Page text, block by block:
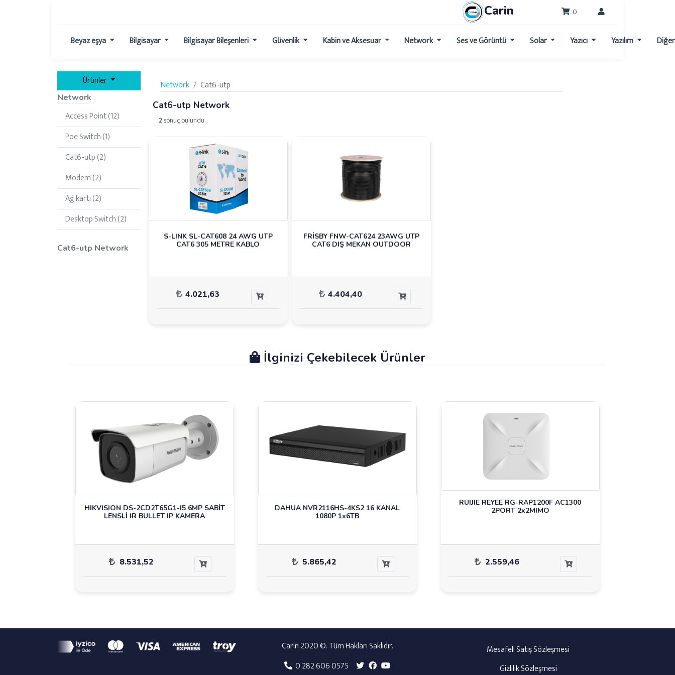
Carin 0
Beyaz eşya Bilgisayar Bilgisayar Bileşenleri Güvenlik Kabin ve Aksesuar Network Ses ve Görüntü Solar Yazıcı Yazılım
Ürünler
Network
Access Point (12)
Poe Switch (1)
Cat6-utp (2)
Modem (2)
Ağ kartı (2)
Desktop Switch (2)
Cat6-utp Network
Network Cat6-utp
Cat6-utp Network
2sonuç bulundu.
S-LINK SL-CAT608 24 AWG UTP
CAT6 305 METRE KABLO
4.021,63
FRİSBY FNW-CAT624 23AWG UTP
CAT6 DIŞ MEKAN OUTDOOR
4.404,40
İlginizi Çekebilecek Ürünler
HIKVISION DS-2CD2T65G1-I5 6MP SABİT
LENSLİ IR BULLET IP KAMERA
8.531,52
DAHUA NVR2116HS-4KS2 16 KANAL
1080P 1x6TB
5.865,42
RUIJIE REYEE RG-RAP1200F AC1300
2PORT 2x2MIMO
2.559,46
Carin 2020 ©. Tüm Hakları Saklıdır.
0 282 606 0575
Mesafeli Satış Sözleşmesi
Gizlilik Sözleşmesi